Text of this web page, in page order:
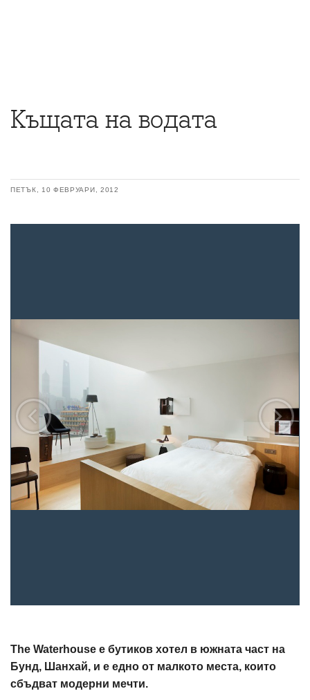
Къщата на водата
ПЕТЪК, 10 ФЕВРУАРИ, 2012
The Waterhouse е бутиков хотел в южната част на
Бунд, Шанхай, и е едно от малкото места, които
сбъдват модерни мечти.